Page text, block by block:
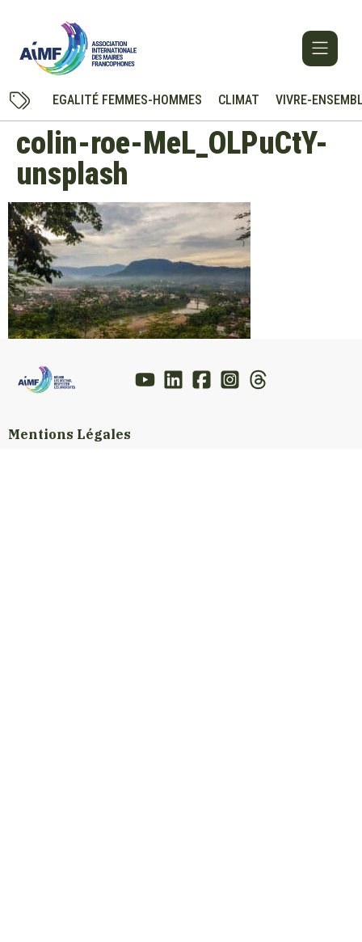
EGALITÉ FEMMES-HOMMES CLIMAT VIVRE-
colin-roe-MeL_OLPuCtY-
unsplash
Mentions Légales